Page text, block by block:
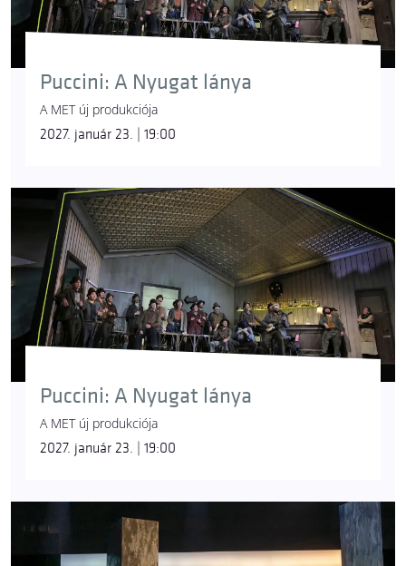
Puccini: A Nyugat lánya
A MET új produkciója
2027. január 23. | 19:00
Puccini: A Nyugat lánya
A MET új produkciója
2027. január 23. | 19:00